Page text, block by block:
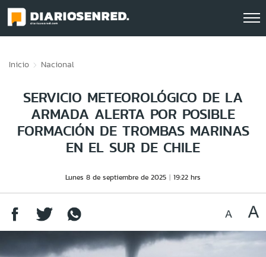
Inicio Nacional
SERVICIO METEOROLÓGICO DE LA
ARMADA ALERTA POR POSIBLE
FORMACIÓN DE TROMBAS MARINAS
EN EL SUR DE CHILE
Lunes 8 de septiembre de 2025 19:22 hrs